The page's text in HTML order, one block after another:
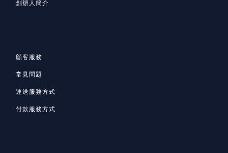
創辦人簡介
顧客服務
常見問題
運送服務方式
付款服務方式